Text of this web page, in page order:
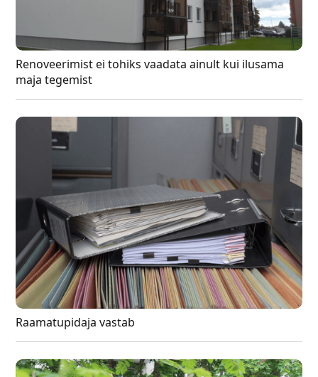
Renoveerimist ei tohiks vaadata ainult kui ilusama
maja tegemist
Raamatupidaja vastab